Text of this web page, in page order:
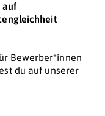
auf
Bewerber*innen
du auf unserer